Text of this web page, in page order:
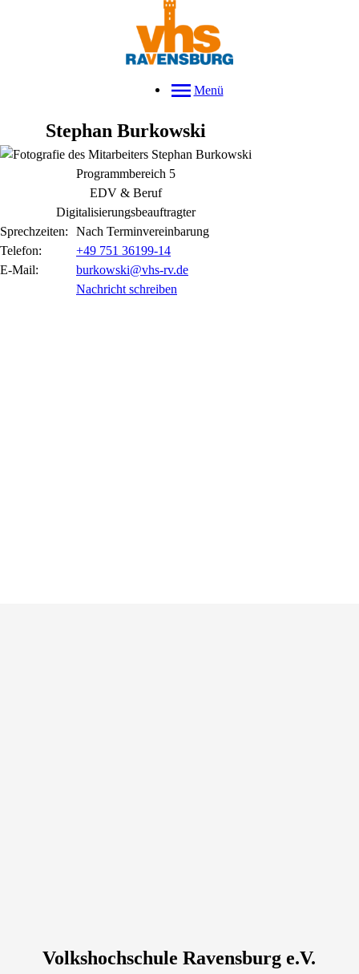
Menü
Stephan Burkowski
Programmbereich 5
EDV & Beruf
Digitalisierungsbeauftragter
Sprechzeiten:
Nach Terminvereinbarung
Telefon:
+49 751 36199-14
E-Mail:
burkowski@vhs-rv.de
Nachricht schreiben
Volkshochschule Ravensburg e.V.